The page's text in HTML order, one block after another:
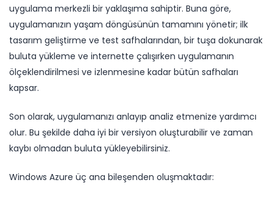
uygulama merkezli bir yaklaşıma sahiptir. Buna göre,
uygulamanızın yaşam döngüsünün tamamını yönetir; ilk
tasarım geliştirme ve test safhalarından, bir tuşa dokunarak
buluta yükleme ve internette çalışırken uygulamanın
ölçeklendirilmesi ve izlenmesine kadar bütün safhaları
kapsar.
Son olarak, uygulamanızı anlayıp analiz etmenize yardımcı
olur. Bu şekilde daha iyi bir versiyon oluşturabilir ve zaman
kaybı olmadan buluta yükleyebilirsiniz.
Windows Azure üç ana bileşenden oluşmaktadır: